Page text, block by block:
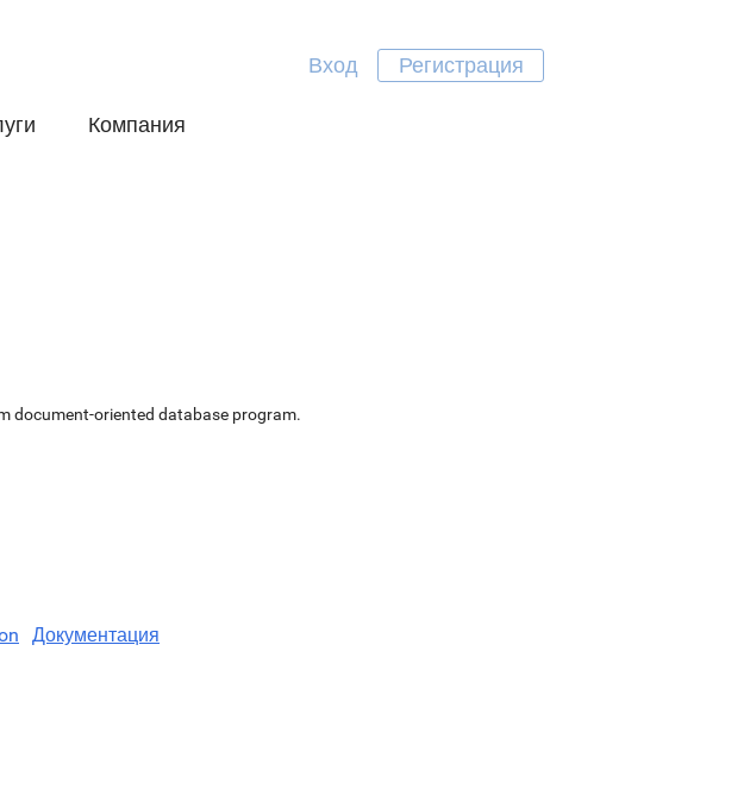
Вход Регистрация
Компания
document-oriented database program.
Документация